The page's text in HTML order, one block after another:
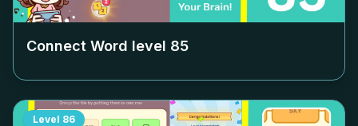
Connect Word level 85
Level 86